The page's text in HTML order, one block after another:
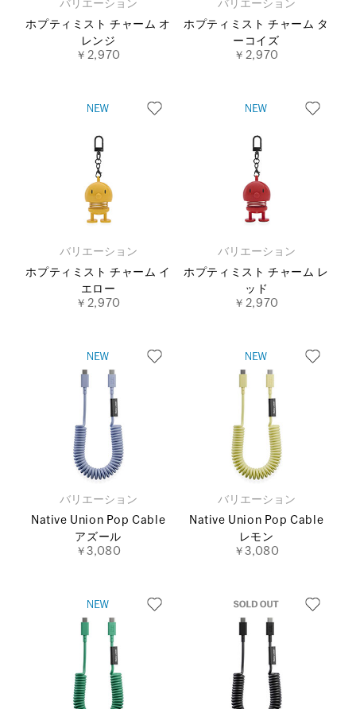
バリエーション
ホプティミスト チャーム オ
レンジ
￥2,970
バリエーション
ホプティミスト チャーム タ
ーコイズ
￥2,970
バリエーション
ホプティミスト チャーム イ
エロー
￥2,970
バリエーション
ホプティミスト チャーム レ
ッド
￥2,970
バリエーション
Native Union Pop Cable
アズール
￥3,080
バリエーション
Native Union Pop Cable
レモン
￥3,080